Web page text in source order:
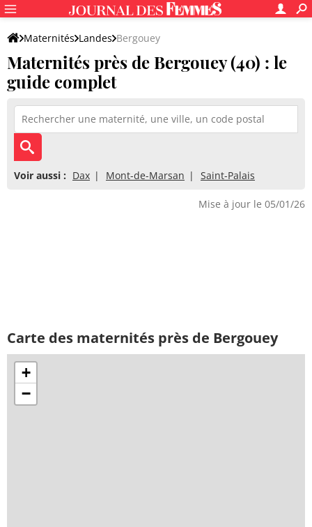
Maternités Landes Bergouey
Maternités près de Bergouey (40) : le
guide complet
Voir aussi : Dax Mont-de-Marsan Saint-Palais
Mise à jour le 05/01/26
Carte des maternités près de Bergouey
+
−